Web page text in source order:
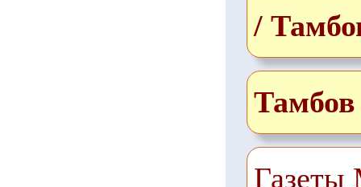
/
Тамбов
Газеты